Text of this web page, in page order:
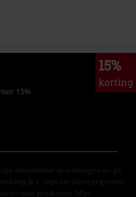
15%
korting
15%
nieuwsbrief te ontvangen en ga
B.V. mijn persoonsgegevens
over producten. Mijn